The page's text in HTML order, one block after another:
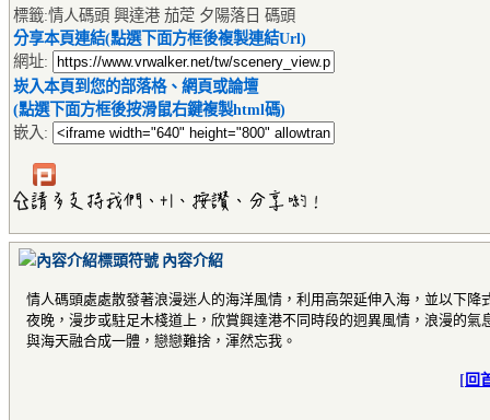
標籤:情人碼頭 興達港 茄萣 夕陽落日 碼頭
分享本頁連結(點選下面方框後複製連結Url)
網址:
崁入本頁到您的部落格、網頁或論壇
(點選下面方框後按滑鼠右鍵複製html碼)
嵌入:
內容介紹
情人碼頭處處散發著浪漫迷人的海洋風情，利用高架延伸入海，並以下
夜晚，漫步或駐足木棧道上，欣賞興達港不同時段的迥異風情，浪漫的
與海天融合成一體，戀戀難捨，渾然忘我。
[ 回